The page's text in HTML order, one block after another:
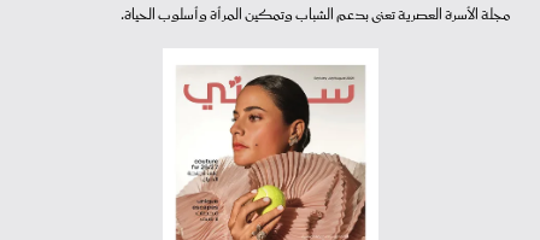
مجلة الأسرة العصرية تعنى بدعم الشباب وتمكين المرأة وأسلوب الحياة.